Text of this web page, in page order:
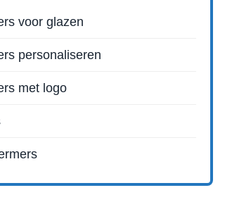
voor glazen
personaliseren
met logo